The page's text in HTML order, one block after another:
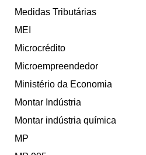
Medidas Tributárias
MEI
Microcrédito
Microempreendedor
Ministério da Economia
Montar Indústria
Montar indústria química
MP